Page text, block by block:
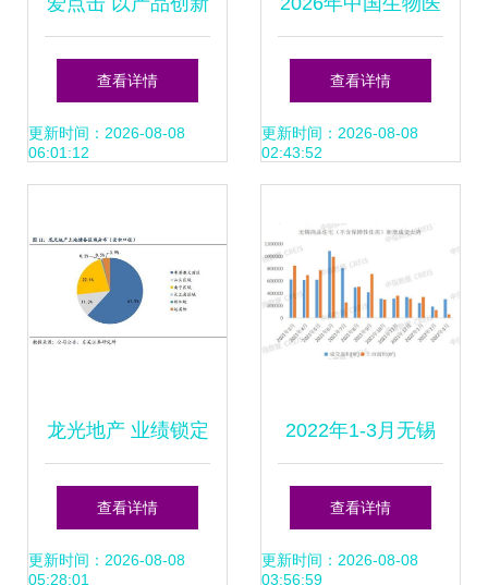
为翼，以落地实践
为锚——赋能销售
查看详情
更新时间：2026-08-08
06:01:12
药行业市场前景预
测分析 销售业务增
抓手
查看详情
更新时间：2026-08-08
02:43:52
龙光地产 业绩锁定
性强，销售高增长
叠加可观股息，投
查看详情
更新时间：2026-08-08
05:28:01
2022年1-3月无锡
房地产企业销售业
绩TOP10分析
查看详情
更新时间：2026-08-08
03:56:59